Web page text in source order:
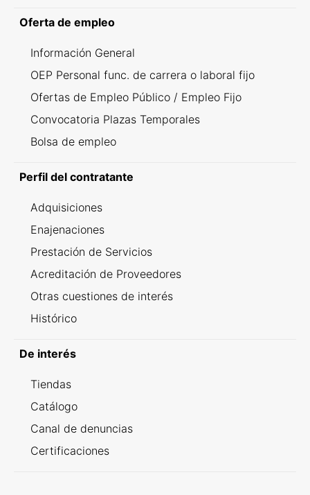
Oferta de empleo
Información General
OEP Personal func. de carrera o laboral fijo
Ofertas de Empleo Público / Empleo Fijo
Convocatoria Plazas Temporales
Bolsa de empleo
Perfil del contratante
Adquisiciones
Enajenaciones
Prestación de Servicios
Acreditación de Proveedores
Otras cuestiones de interés
Histórico
De interés
Tiendas
Catálogo
Canal de denuncias
Certificaciones